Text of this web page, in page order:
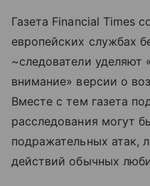
Газета Financial Times
европейских службах
~следователи уделяют
внимание» версии о
Вместе с тем газета
расследования могут
подражательных атак,
действий обычных